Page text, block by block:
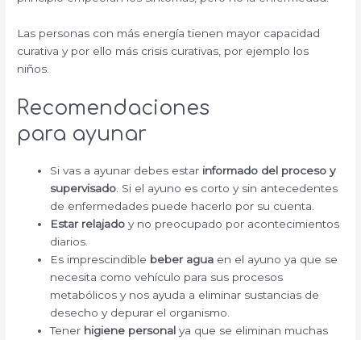
Las personas con más energía tienen mayor capacidad
curativa y por ello más crisis curativas, por ejemplo los
niños.
Recomendaciones
para ayunar
Si vas a ayunar debes estar informado del proceso y
supervisado . Si el ayuno es corto y sin antecedentes
de enfermedades puede hacerlo por su cuenta.
Estar relajado y no preocupado por acontecimientos
diarios.
Es imprescindible beber agua en el ayuno ya que se
necesita como vehículo para sus procesos
metabólicos y nos ayuda a eliminar sustancias de
desecho y depurar el organismo.
Tener higiene personal ya que se eliminan muchas